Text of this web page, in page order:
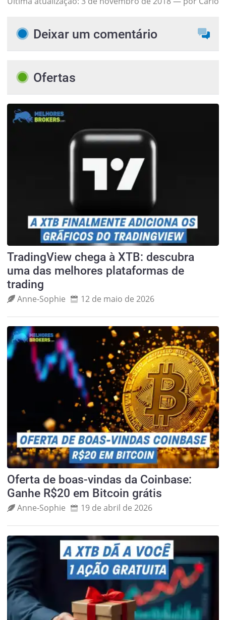
Deixar um comentário
Ofertas
TradingView chega à XTB: descubra
uma das melhores plataformas de
trading
Anne‑Sophie 12 de maio de 2026
Oferta de boas-vindas da Coinbase:
Ganhe R$20 em Bitcoin grátis
Anne‑Sophie 19 de abril de 2026